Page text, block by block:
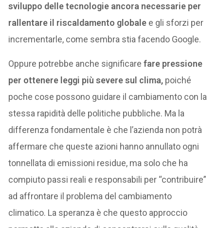
sviluppo delle tecnologie ancora necessarie per
rallentare il riscaldamento globale e gli sforzi per
incrementarle, come sembra stia facendo Google.
Oppure potrebbe anche significarefare pressione
per ottenere leggi più severe sul clima, poiché
poche cose possono guidare il cambiamento con la
stessa rapidità delle politiche pubbliche. Ma la
differenza fondamentale è che l’azienda non potrà
affermare che queste azioni hanno annullato ogni
tonnellata di emissioni residue, ma solo che ha
compiuto passi reali e responsabili per “contribuire”
ad affrontare il problema del cambiamento
climatico. La speranza è che questo approccio